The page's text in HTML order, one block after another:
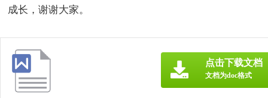
成长，谢谢大家。
点击下载文档
文档为doc格式